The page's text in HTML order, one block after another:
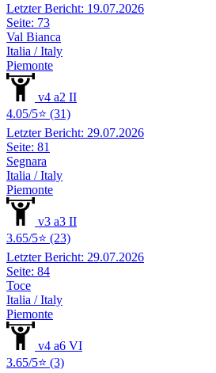
Letzter Bericht: 19.07.2026
Seite: 73
Val Bianca
Italia / Italy
Piemonte
v4 a2 II
4.05/5⭐ (31)
Letzter Bericht: 29.07.2026
Seite: 81
Segnara
Italia / Italy
Piemonte
v3 a3 II
3.65/5⭐ (23)
Letzter Bericht: 29.07.2026
Seite: 84
Toce
Italia / Italy
Piemonte
v4 a6 VI
3.65/5⭐ (3)